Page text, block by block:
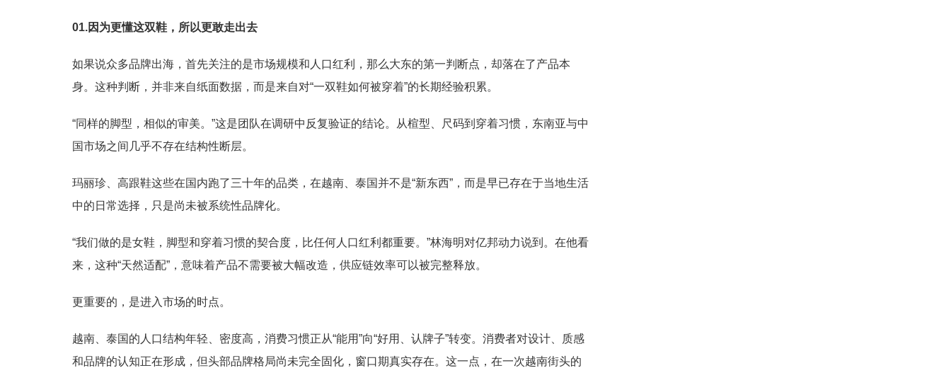
01.因为更懂这双鞋，所以更敢走出去
如果说众多品牌出海，首先关注的是市场规模和人口红利，那么大东的第一判断点，却落在了产品本
身。这种判断，并非来自纸面数据，而是来自对“一双鞋如何被穿着”的长期经验积累。
“同样的脚型，相似的审美。”这是团队在调研中反复验证的结论。从楦型、尺码到穿着习惯，东南亚与中
国市场之间几乎不存在结构性断层。
玛丽珍、高跟鞋这些在国内跑了三十年的品类，在越南、泰国并不是“新东西”，而是早已存在于当地生活
中的日常选择，只是尚未被系统性品牌化。
“我们做的是女鞋，脚型和穿着习惯的契合度，比任何人口红利都重要。”林海明对亿邦动力说到。在他看
来，这种“天然适配”，意味着产品不需要被大幅改造，供应链效率可以被完整释放。
更重要的，是进入市场的时点。
越南、泰国的人口结构年轻、密度高，消费习惯正从“能用”向“好用、认牌子”转变。消费者对设计、质感
和品牌的认知正在形成，但头部品牌格局尚未完全固化，窗口期真实存在。这一点，在一次越南街头的